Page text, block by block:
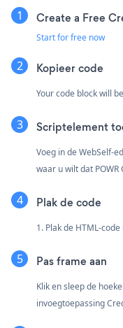
Create a Free
Start for free now
Kopieer code
Your code block will
Scriptelement
Voeg in de WebSelf-
waar u wilt dat
Plak de code
1. Plak de HTML-
Pas frame aan
Klik en sleep de
invoegtoepassing